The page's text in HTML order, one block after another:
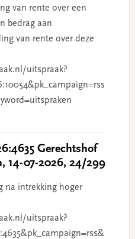
van rente over een
bedrag aan
van rente over deze
uitspraak?
Gerechtshof
14-07-2026, 24/299
na intrekking hoger
uitspraak?